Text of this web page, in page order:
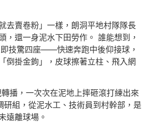
去賣卷粉」一樣，朗洞平地村隊隊長
，還一身泥水下田勞作。 誰能想到，
技驚四座——快速奔跑中後仰接球，
倒掛金鉤」，皮球擦著立柱、飛入網
播，一次次在泥地上摔砸滾打練出來
研組，從泥水工、技術員到村幹部，是
遠離球場。